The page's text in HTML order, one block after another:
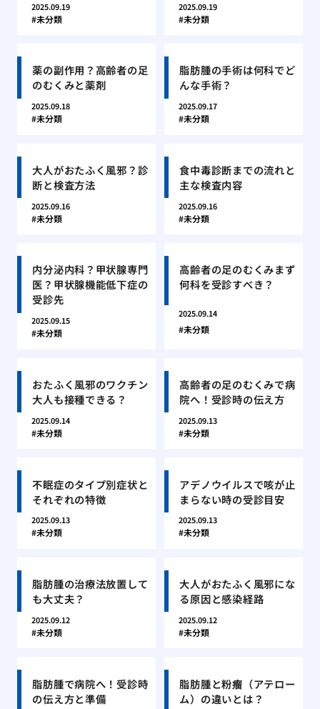
2025.09.19
未分類
2025.09.19
未分類
薬の副作用？高齢者の足
のむくみと薬剤
2025.09.18
未分類
脂肪腫の手術は何科でど
んな手術？
2025.09.17
未分類
大人がおたふく風邪？診
断と検査方法
2025.09.16
未分類
食中毒診断までの流れと
主な検査内容
2025.09.16
未分類
内分泌内科？甲状腺専門
医？甲状腺機能低下症の
受診先
2025.09.15
未分類
高齢者の足のむくみまず
何科を受診すべき？
2025.09.14
未分類
おたふく風邪のワクチン
大人も接種できる？
2025.09.14
未分類
高齢者の足のむくみで病
院へ！受診時の伝え方
2025.09.13
未分類
不眠症のタイプ別症状と
それぞれの特徴
2025.09.13
未分類
アデノウイルスで咳が止
まらない時の受診目安
2025.09.13
未分類
脂肪腫の治療法放置して
も大丈夫？
2025.09.12
未分類
大人がおたふく風邪にな
る原因と感染経路
2025.09.12
未分類
脂肪腫で病院へ！受診時
の伝え方と準備
脂肪腫と粉瘤（アテロー
ム）の違いとは？